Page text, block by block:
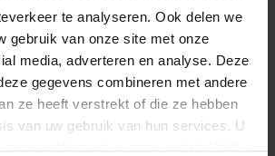
te analyseren. Ook delen we
gebruik van onze site met onze
media, adverteren en analyse. Deze
gegevens combineren met andere
ze heeft verstrekt of die ze hebben
van uw gebruik van hun services. U
cookies als u onze website blijft
Toon meer
Excellent
toplaag van ca. 70% kleurecht natuurlijk